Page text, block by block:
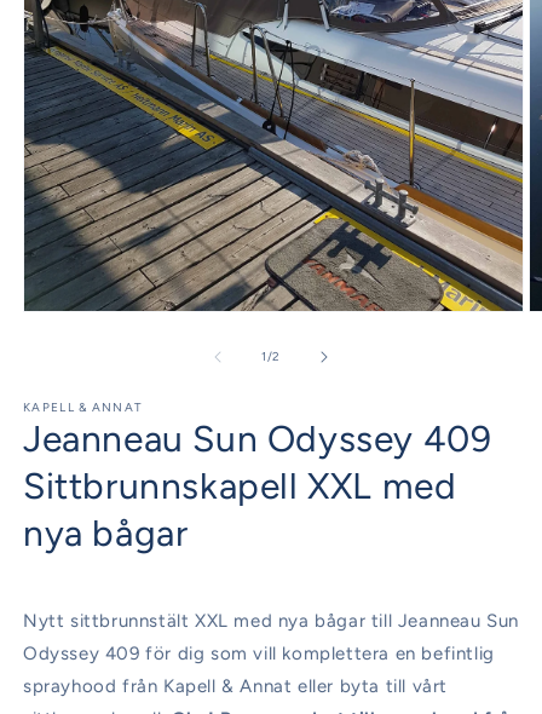
1/av
2
KAPELL & ANNAT
Jeanneau Sun Odyssey 409
Sittbrunnskapell XXL med
nya bågar
Nytt sittbrunnstält XXL med nya bågar till Jeanneau Sun
Odyssey 409för dig som vill komplettera en befintlig
sprayhood från Kapell & Annat eller byta till vårt